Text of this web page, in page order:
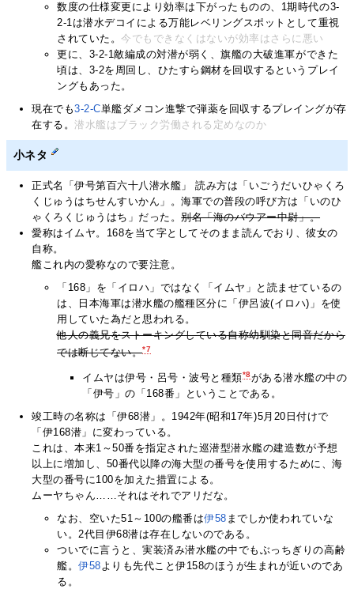
数度の仕様変更により効率は下がったものの、1期時代の3-
2-1は潜水デコイによる万能レベリングスポットとして重視
されていた。 今でもできなくはないが効率はさらに悪い
更に、3-2-1敵編成の対潜が弱く、旗艦の大破進軍ができた
頃は、3-2を周回し、ひたすら鋼材を回収するというプレイ
ングもあった。
現在でも3-2-C単艦ダメコン進撃で弾薬を回収するプレイングが存
在する。潜水艦はブラック労働される定めなのか
小ネタ
正式名「伊号第百六十八潜水艦」 読み方は「いごうだいひゃくろ
くじゅうはちせんすいかん」。海軍での普段の呼び方は「いのひ
ゃくろくじゅうはち」だった。別名「海のバウアー中尉」。
愛称はイムヤ。168を当て字としてそのまま読んでおり、彼女の
自称。
艦これ内の愛称なので要注意。
「168」を「イロハ」ではなく「イムヤ」と読ませているの
は、日本海軍は潜水艦の艦種区分に「伊呂波(イロハ)」を使
用していた為だと思われる。
他人の義兄をストーキングしている自称幼馴染と同音だから
では断じてない。*7
イムヤは伊号・呂号・波号と種類*8がある潜水艦の中の
「伊号」の「168番」ということである。
竣工時の名称は「伊68潜」。1942年(昭和17年)5月20日付けで
「伊168潜」に変わっている。
これは、本来1～50番を指定された巡潜型潜水艦の建造数が予想
以上に増加し、50番代以降の海大型の番号を使用するために、海
大型の番号に100を加えた措置による。
ムーヤちゃん……それはそれでアリだな。
なお、空いた51～100の艦番は伊58 までしか使われていな
い。2代目伊68潜は存在しないのである。
ついでに言うと、実装済み潜水艦の中でもぶっちぎりの高齢
艦。伊58よりも先代こと伊158のほうが生まれが近いのであ
る。